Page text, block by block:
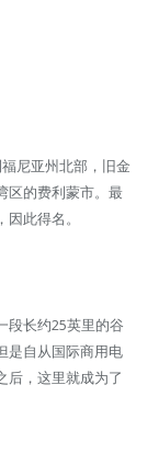
尼亚州北部，旧金
区的费利蒙市。最
此得名。
段长约25英里的谷
是自从国际商用电
后，这里就成为了